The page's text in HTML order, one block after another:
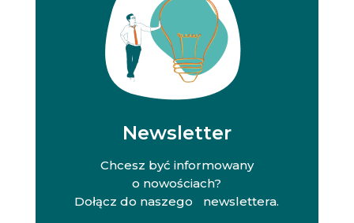
Newsletter
Chcesz być informowany
o nowościach?
Dołącz do naszego newslettera.